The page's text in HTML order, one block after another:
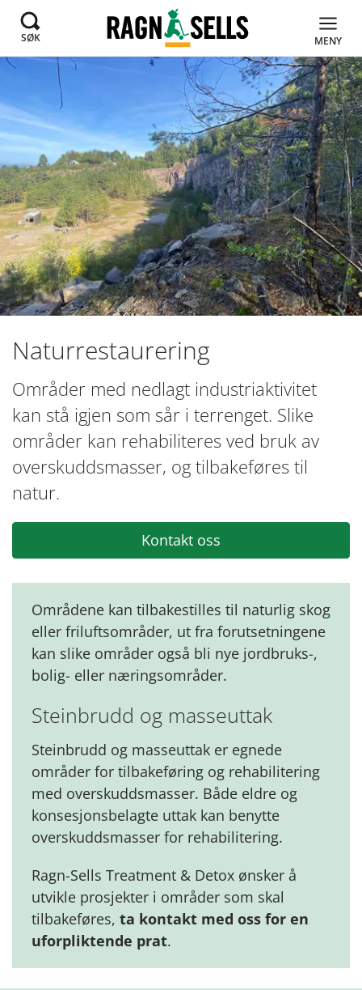
SØK MENY
Naturrestaurering​
Områder med nedlagt industriaktivitet
kan stå igjen som sår i terrenget. Slike
områder kan rehabiliteres ved bruk av
overskuddsmasser, og tilbakeføres til
natur.
Kontakt oss
Områdene kan tilbakestilles til naturlig skog
eller friluftsområder, ut fra forutsetningene
kan slike områder også bli nye jordbruks-,
bolig- eller næringsområder.
Steinbrudd og masseuttak
Steinbrudd og masseuttak er egnede
områder for tilbakeføring og rehabilitering
med overskuddsmasser. Både eldre og
konsesjonsbelagte uttak kan benytte
overskuddsmasser for rehabilitering.
Ragn-Sells Treatment & Detox ønsker å
utvikle prosjekter i områder som skal
tilbakeføres, ta kontakt med oss for en
uforpliktende prat.